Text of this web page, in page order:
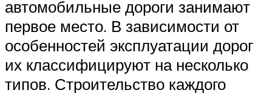
автомобильные дороги занимают
первое место. В зависимости от
особенностей эксплуатации дорог
их классифицируют на несколько
типов. Строительство каждого